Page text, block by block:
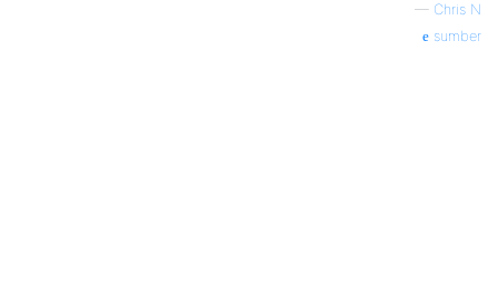
— Chris N
sumber